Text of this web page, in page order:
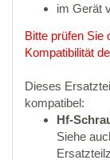
im Gerät
Bitte prüfen Sie
Kompatibilität
Dieses
kompatibel:
Hf-
Siehe